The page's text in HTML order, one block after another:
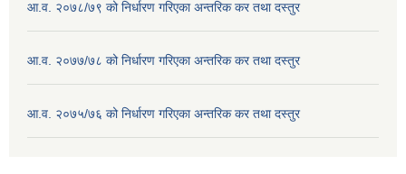
आ.व. २०७८/७९ को निर्धारण गरिएका अन्तरिक कर तथा दस्तुर
आ.व. २०७७/७८ को निर्धारण गरिएका अन्तरिक कर तथा दस्तुर
आ.व. २०७५/७६ को निर्धारण गरिएका अन्तरिक कर तथा दस्तुर